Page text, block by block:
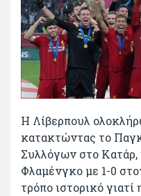
Η Λίβερπουλ
κατακτώντας το
Συλλόγων στο Κατάρ,
Φλαμένγκο με 1-0
τρόπο ιστορικό